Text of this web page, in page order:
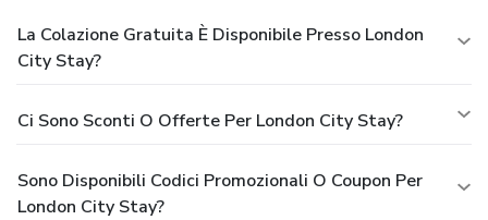
La Colazione Gratuita È Disponibile Presso London
City Stay?
Ci Sono Sconti O Offerte Per London City Stay?
Sono Disponibili Codici Promozionali O Coupon Per
London City Stay?